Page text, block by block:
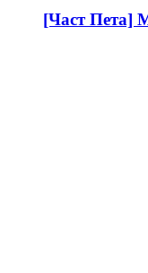
[Част Пета]